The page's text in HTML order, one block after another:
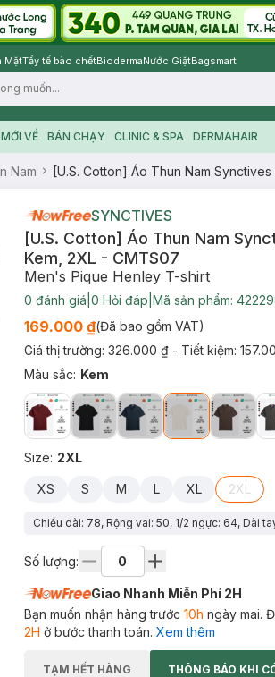
MặtTẩy tế bào chếtBiodermaNước GiặtBagsmart
VỀ BÁN CHẠY CLINIC & SPA DERMAHAIR
Nam [U.S. Cotton] Áo Thun Nam
SYNCTIVES
[U.S. Cotton] Áo Thun Nam
Kem, 2XL - CMTS07
Men's Pique Henley T-shirt
0 đánh giá 0 Hỏi đáp Mã sản phẩm:
169.000 ₫(Đã bao gồm VAT)
Giá thị trường: 326.000 ₫ - Tiết kiệm:
Màu sắc: Kem
Size: 2XL
XS S M L XL 2XL
Chiều dài: 78, Rộng vai: 50, 1/2 ngực: 64, Dài
Số lượng:
Giao Nhanh Miễn Phí 2H
Bạn muốn nhận hàng trước 10h ngày mai.
2H ở bước thanh toán. Xem thêm
TẠM HẾT HÀNG THÔNG BÁO KHI